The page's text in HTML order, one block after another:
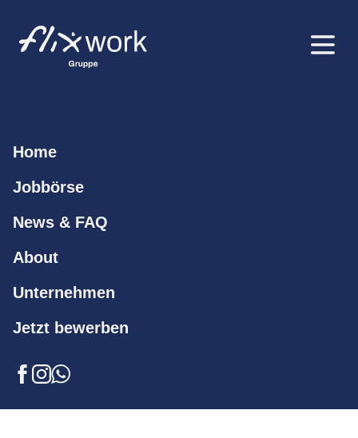
Home
Jobbörse
News & FAQ
About
Unternehmen
Jetzt bewerben
Frontstaplerfahrer (m/w/d) bis